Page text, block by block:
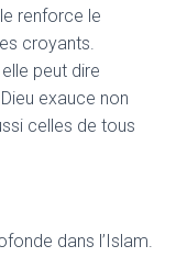
renforce le
croyants.
peut dire
exauce non
celles de tous
dans l’Islam.